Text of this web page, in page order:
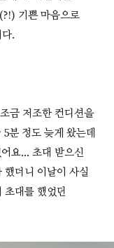
기쁜 마음으로
.
금 저조한 컨디션을
분 정도 늦게 왔는데
요... 초대 받으신
했더니 이날이 사실
초대를 했었던